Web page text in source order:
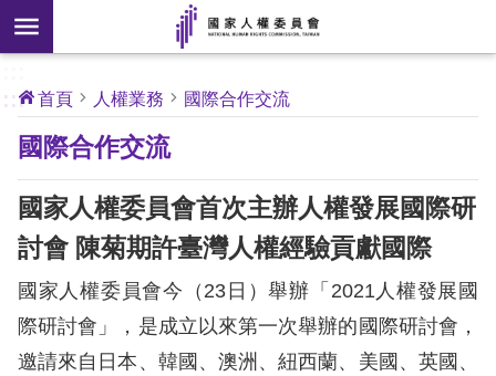
前往主要內容區塊
搜
尋
開
]
核
心
人
權
公
約
關
於
本
會
:::
首頁 人權業務 國際合作交流
國際合作交流
國家人權委員會首次主辦人權發展國際研
討會 陳菊期許臺灣人權經驗貢獻國際
國家人權委員會今（23日）舉辦「2021人權發展國
際研討會」，是成立以來第一次舉辦的國際研討會，
邀請來自日本、韓國、澳洲、紐西蘭、美國、英國、